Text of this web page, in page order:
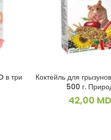
в три
В КОРЗИНУ
Коктейль для
500 г.
42,00